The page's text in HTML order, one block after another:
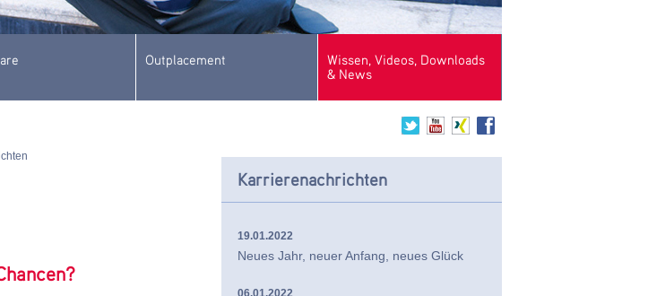
Outplacement
Wissen, Videos, Downloads
& News
Karrierenachrichten
19.01.2022
Neues Jahr, neuer Anfang, neues Glück